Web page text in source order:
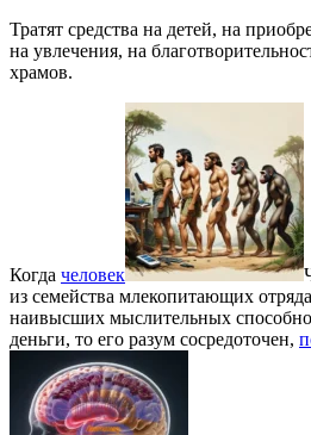
Тратят средства на детей, на
на увлечения, на
храмов.
Когда человек
из семейства млекопитающих
наивысших мыслительных
деньги, то его разум сосредоточен,